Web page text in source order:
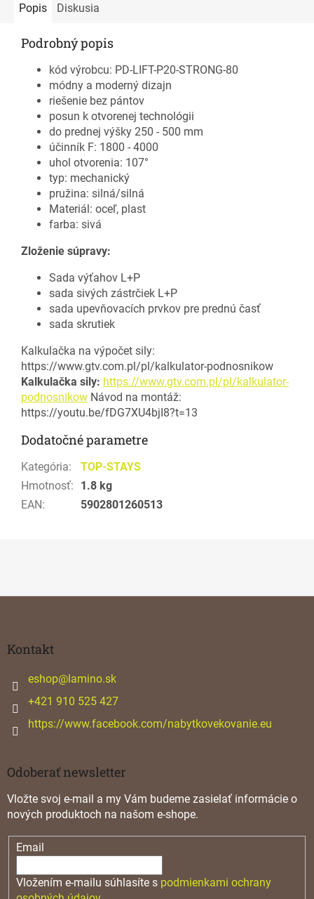
Popis Diskusia
Podrobný popis
kód výrobcu: PD-LIFT-P20-STRONG-80
módny a moderný dizajn
riešenie bez pántov
posun k otvorenej technológii
do prednej výšky 250 - 500 mm
účinník F: 1800 - 4000
uhol otvorenia: 107°
typ: mechanický
pružina: silná/silná
Materiál: oceľ, plast
farba: sivá
Zloženie súpravy:
Sada výťahov L+P
sada sivých zástrčiek L+P
sada upevňovacích prvkov pre prednú časť
sada skrutiek
Kalkulačka na výpočet sily:
https://www.gtv.com.pl/pl/kalkulator-podnosnikow
Kalkulačka sily: https://www.gtv.com.pl/pl/kalkulator-
podnosnikow Návod na montáž:
https://youtu.be/fDG7XU4bjI8?t=13
Dodatočné parametre
Kategória:
TOP-STAYS
Hmotnosť:
1.8 kg
EAN: 5902801260513
Kontakt
eshop@lamino.sk
+421 910 525 427
https://www.facebook.com/nabytkovekovanie.eu
Odoberať newsletter
Vložte svoj e-mail a my Vám budeme zasielať informácie o
nových produktoch na našom e-shope.
Email
Vložením e-mailu súhlasíte s podmienkami ochrany